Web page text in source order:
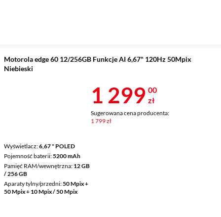
Motorola edge 60 12/256GB Funkcje AI 6,67" 120Hz 50Mpix
Niebieski
Wyświetlacz 6,67 " POLED
Pojemność baterii 5200 mAh
Pamięć RAM/wewnętrzna 12 GB
/ 256 GB
Aparaty tylny/przedni 50 Mpix +
50 Mpix + 10 Mpix / 50 Mpix
Cena 1 299 zł
1 299 00
zł
Sugerowana cena producenta:
1 799 zł